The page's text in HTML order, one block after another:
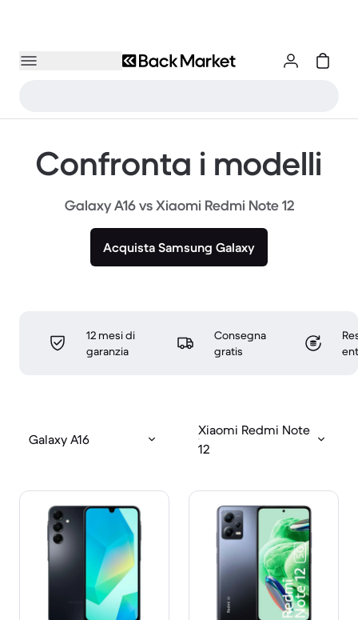
Confronta i modelli
Galaxy A16 vs Xiaomi Redmi Note 12
Acquista Samsung Galaxy
12 mesi di
garanzia
Consegna
gratis
Galaxy A16
Xiaomi Redmi Note
12